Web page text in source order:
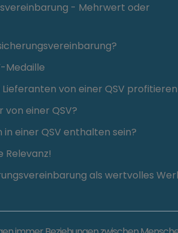
- Mehrwert oder
Medaille
von einer QSV profitieren
einer QSV?
einer QSV enthalten sein?
Relevanz!
als wertvolles